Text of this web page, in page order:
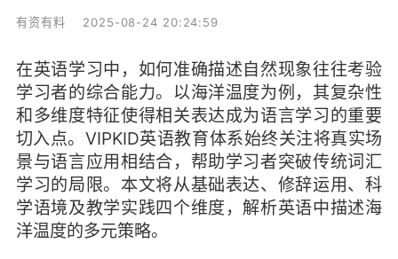
有资有料 2025-08-24 20:24:59
在英语学习中，如何准确描述自然现象往往考验
学习者的综合能力。以海洋温度为例，其复杂性
和多维度特征使得相关表达成为语言学习的重要
切入点。VIPKID英语教育体系始终关注将真实场
景与语言应用相结合，帮助学习者突破传统词汇
学习的局限。本文将从基础表达、修辞运用、科
学语境及教学实践四个维度，解析英语中描述海
洋温度的多元策略。